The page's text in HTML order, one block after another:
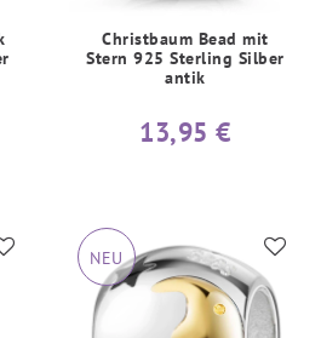
Christbaum Bead mit
Stern 925 Sterling Silber
antik
13,95 €
NEU